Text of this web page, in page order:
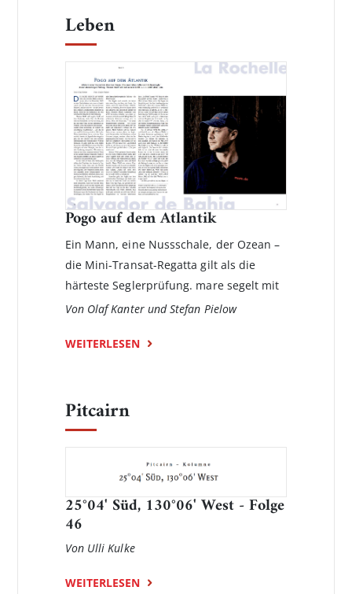
Leben
Pogo auf dem Atlantik
Ein Mann, eine Nussschale, der Ozean –
die Mini-Transat-Regatta gilt als die
härteste Seglerprüfung. mare segelt mit
Von Olaf Kanter und Stefan Pielow
WEITERLESEN
Pitcairn
25°04' Süd, 130°06' West - Folge
46
Von Ulli Kulke
WEITERLESEN